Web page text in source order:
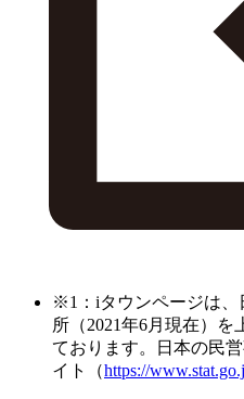
※1：iタウンページは、
所（2021年6月現在）
ております。日本の民
イト（https://